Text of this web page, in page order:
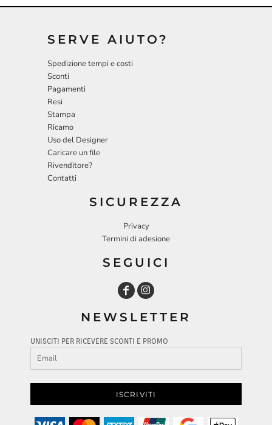
SERVE AIUTO?
Spedizione tempi e costi
Sconti
Pagamenti
Resi
Stampa
Ricamo
Uso del Designer
Caricare un file
Rivenditore?
Contatti
SICUREZZA
Privacy
Termini di adesione
SEGUICI
NEWSLETTER
UNISCITI PER RICEVERE SCONTI E PROMO
ISCRIVITI